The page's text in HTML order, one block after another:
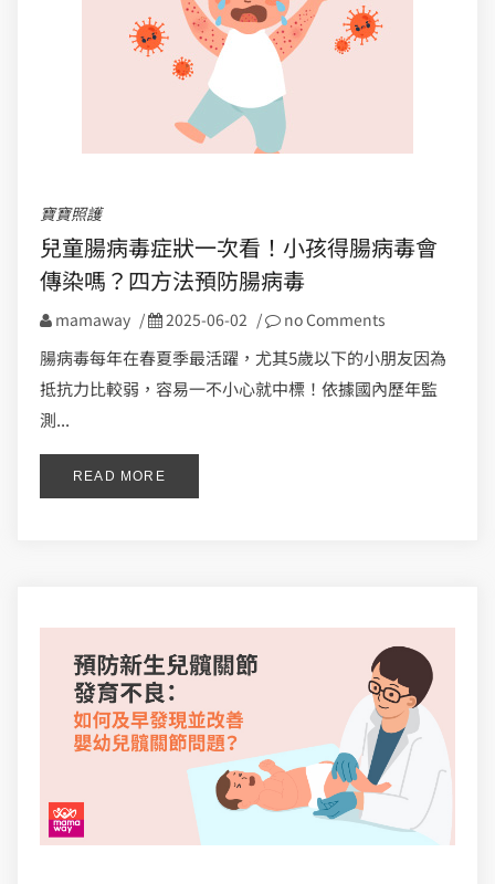
寶寶照護
兒童腸病毒症狀一次看！小孩得腸病毒會
傳染嗎？四方法預防腸病毒
mamaway / 2025-06-02 / no Comments
腸病毒每年在春夏季最活躍，尤其5歲以下的小朋友因為
抵抗力比較弱，容易一不小心就中標！依據國內歷年監
測...
READ MORE